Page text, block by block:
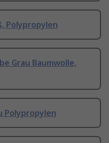
Polypropylen
Grau Baumwolle,
Polypropylen